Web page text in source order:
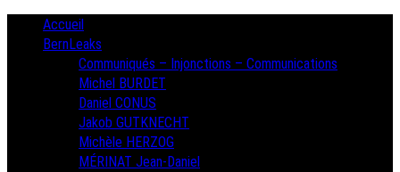
PrimaryAccueil
BernLeaks
Communiqués – Injonctions – Communications
Michel BURDET
Daniel CONUS
Jakob GUTKNECHT
Michèle HERZOG
MÉRINAT Jean-Daniel